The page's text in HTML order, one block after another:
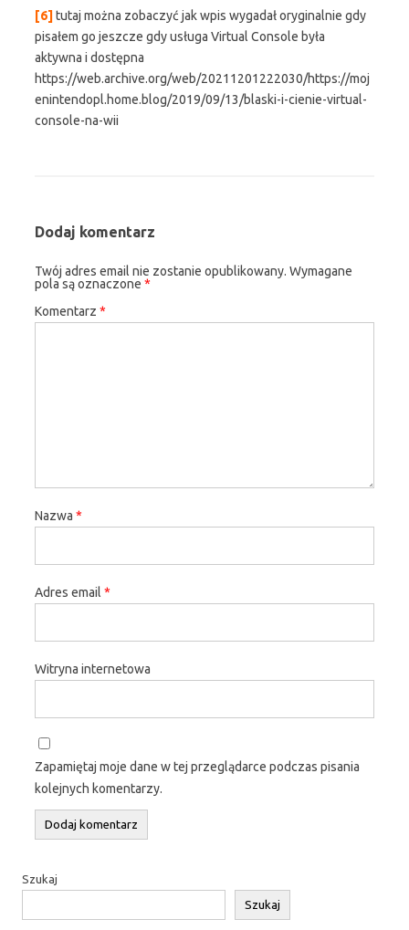
[6] tutaj można zobaczyć jak wpis wygadał oryginalnie gdy
pisałem go jeszcze gdy usługa Virtual Console była
aktywna i dostępna
https://web.archive.org/web/20211201222030/https://moj
enintendopl.home.blog/2019/09/13/blaski-i-cienie-virtual-
console-na-wii
Dodaj komentarz
Twój adres email nie zostanie opublikowany. Wymagane
pola są oznaczone *
Komentarz *
Nazwa *
Adres email *
Witryna internetowa
Zapamiętaj moje dane w tej przeglądarce podczas pisania
kolejnych komentarzy.
Szukaj
Szukaj